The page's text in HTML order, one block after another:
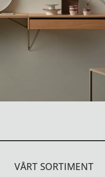
VÅRT SORTIMENT